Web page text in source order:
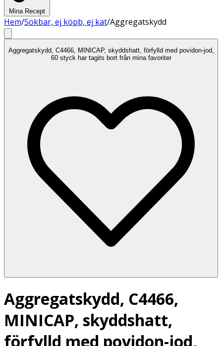
Mina Recept
Hem/Sökbar, ej köpb, ej kat/Aggregatskydd
Aggregatskydd, C4466, MINICAP, skyddshatt, förfylld med povidon-jod,
60 styck har tagits bort från mina favoriter
Aggregatskydd, C4466,
MINICAP, skyddshatt,
förfylld med povidon-jod,